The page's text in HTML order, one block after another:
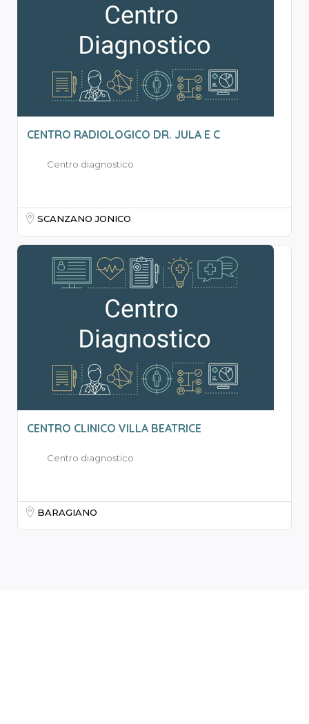
CENTRO RADIOLOGICO DR. JULA E C
Centro diagnostico
SCANZANO JONICO
CENTRO CLINICO VILLA BEATRICE
Centro diagnostico
BARAGIANO